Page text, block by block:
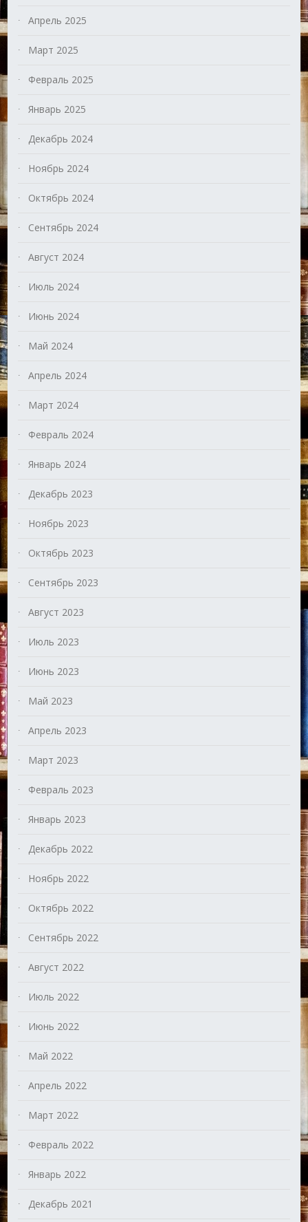
Апрель 2025
Март 2025
Февраль 2025
Январь 2025
Декабрь 2024
Ноябрь 2024
Октябрь 2024
Сентябрь 2024
Август 2024
Июль 2024
Июнь 2024
Май 2024
Апрель 2024
Март 2024
Февраль 2024
Январь 2024
Декабрь 2023
Ноябрь 2023
Октябрь 2023
Сентябрь 2023
Август 2023
Июль 2023
Июнь 2023
Май 2023
Апрель 2023
Март 2023
Февраль 2023
Январь 2023
Декабрь 2022
Ноябрь 2022
Октябрь 2022
Сентябрь 2022
Август 2022
Июль 2022
Июнь 2022
Май 2022
Апрель 2022
Март 2022
Февраль 2022
Январь 2022
Декабрь 2021